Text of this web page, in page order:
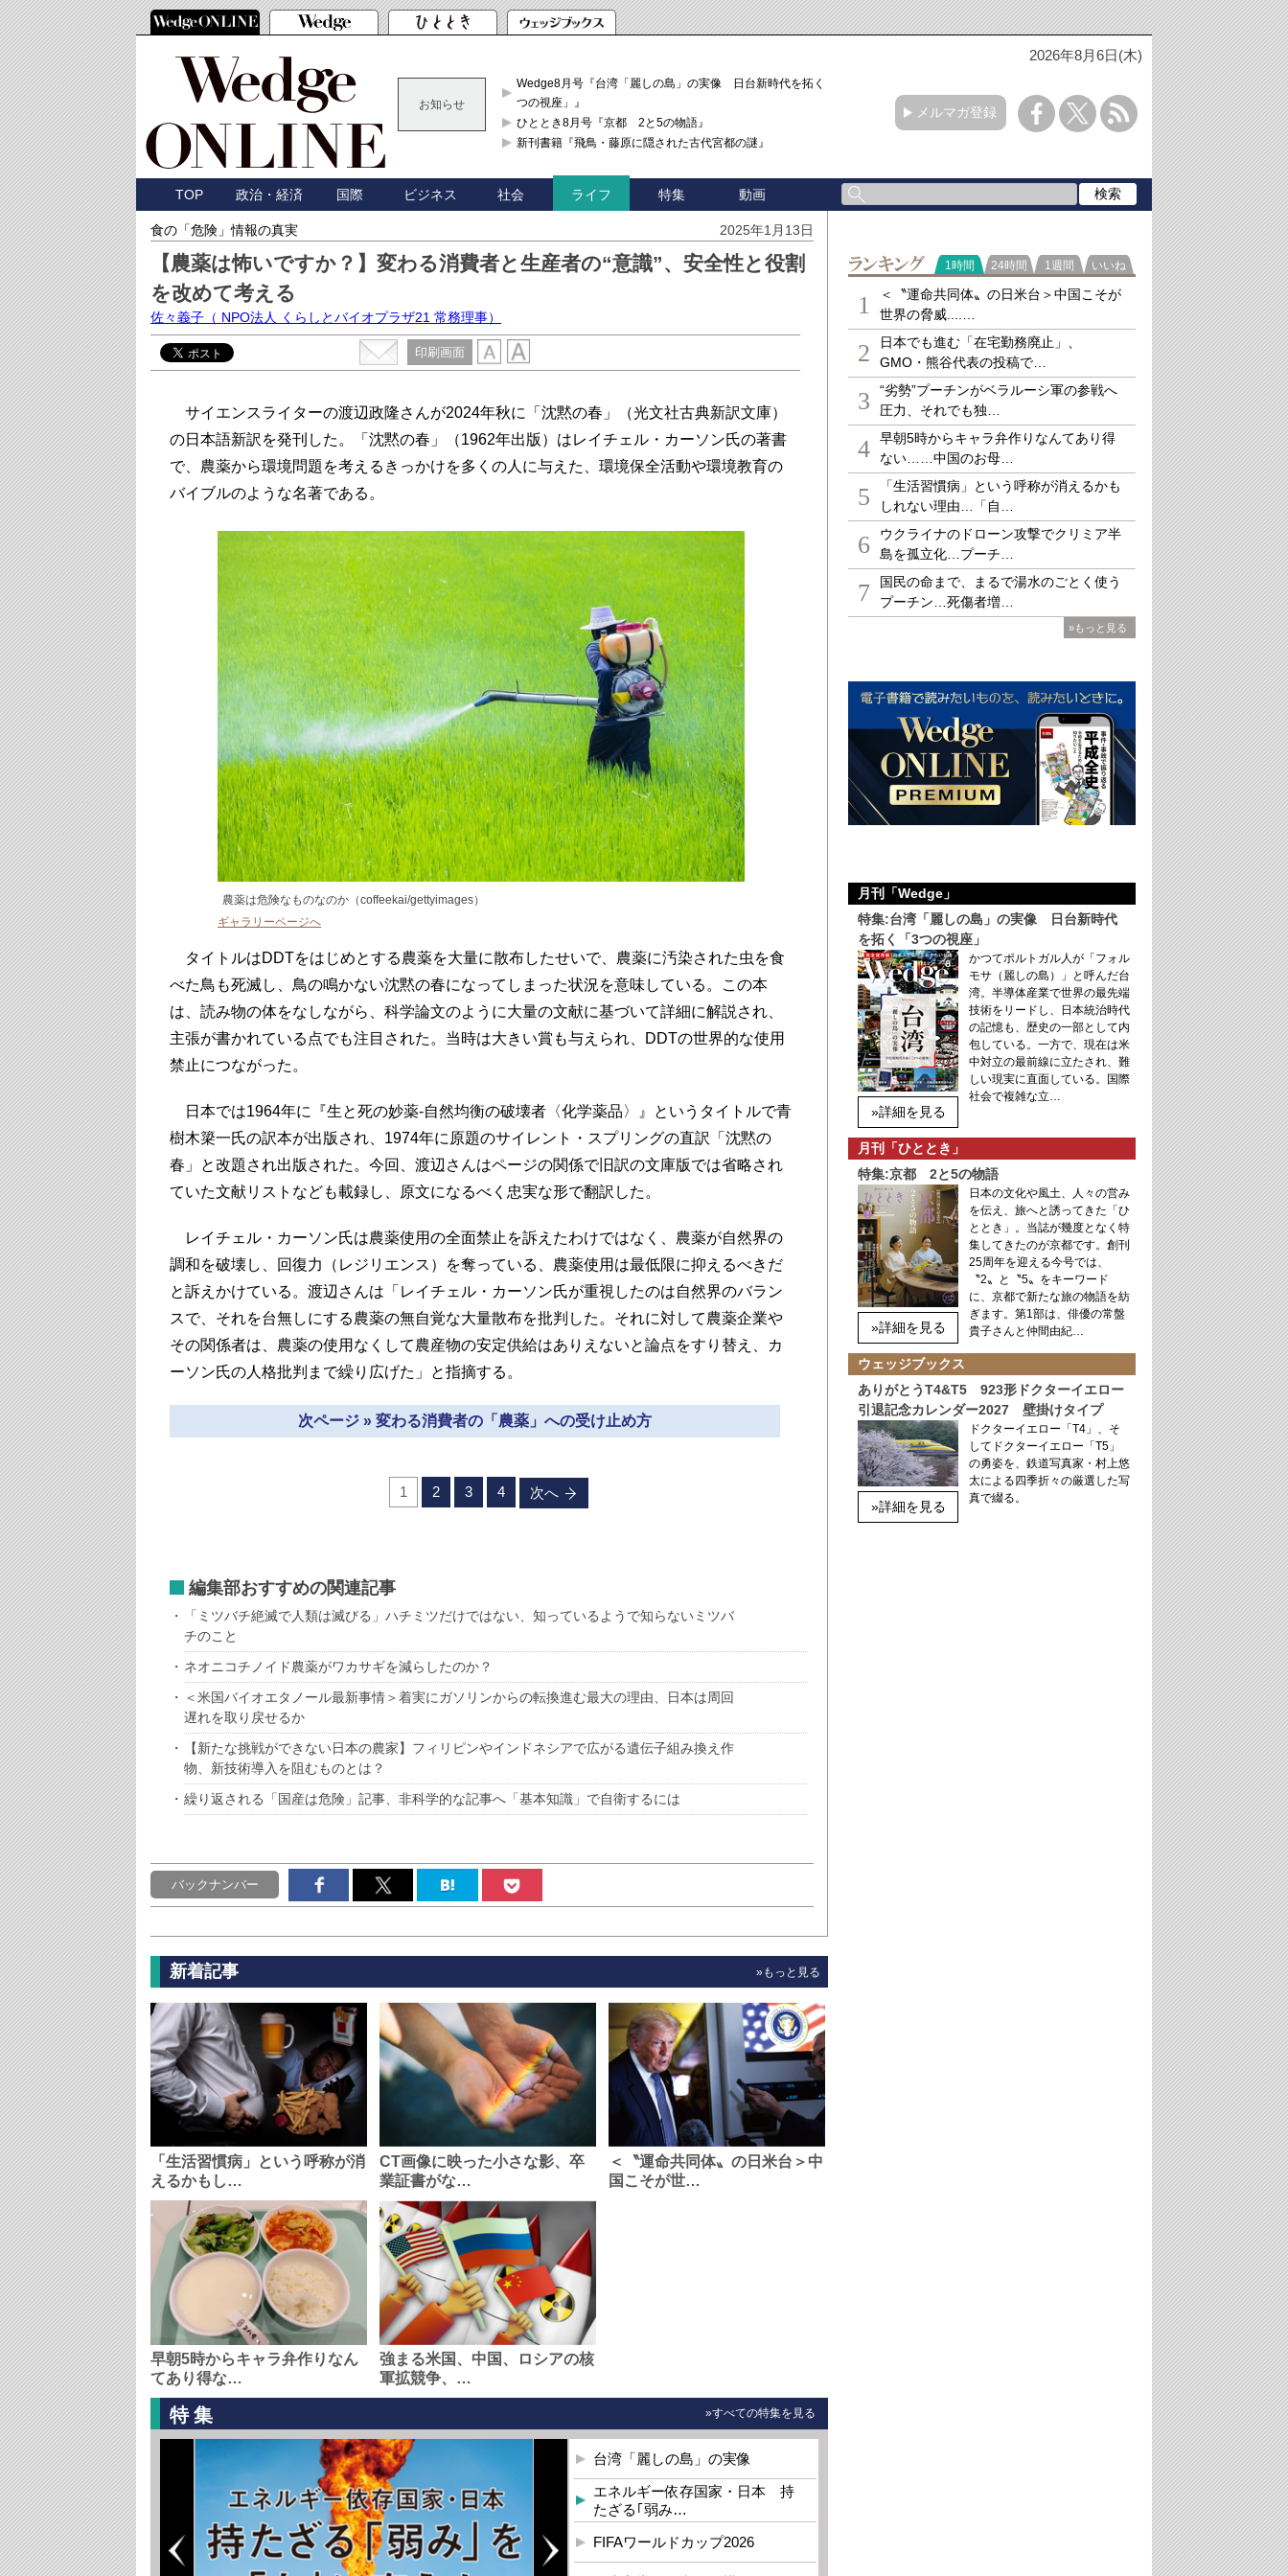
2026年8月6日(木)
お知らせ
Wedge8月号『台湾「麗しの島」の実像 日台新時代を拓く「3
つの視座」』
ひととき8月号『京都 2と5の物語』
新刊書籍『飛鳥・藤原に隠された古代宮都の謎』
メルマガ登録
TOP 政治・経済 国際 ビジネス 社会 ライフ 特集 動画
食の「危険」情報の真実 2025年1月13日
【農薬は怖いですか？】変わる消費者と生産者の“意識”、安全性と役割
を改めて考える
佐々義子 （ NPO法人 くらしとバイオプラザ21 常務理事）
印刷画面
サイエンスライターの渡辺政隆さんが2024年秋に「沈黙の春」（光文社古典新訳文庫）
の日本語新訳を発刊した。「沈黙の春」（1962年出版）はレイチェル・カーソン氏の著書
で、農薬から環境問題を考えるきっかけを多くの人に与えた、環境保全活動や環境教育の
バイブルのような名著である。
農薬は危険なものなのか（coffeekai/gettyimages）
ギャラリーページへ
タイトルはDDTをはじめとする農薬を大量に散布したせいで、農薬に汚染された虫を食
べた鳥も死滅し、鳥の鳴かない沈黙の春になってしまった状況を意味している。この本
は、読み物の体をなしながら、科学論文のように大量の文献に基づいて詳細に解説され、
主張が書かれている点でも注目された。当時は大きい賞も与えられ、DDTの世界的な使用
禁止につながった。
日本では1964年に『生と死の妙薬-自然均衡の破壊者〈化学薬品〉』というタイトルで青
樹木簗一氏の訳本が出版され、1974年に原題のサイレント・スプリングの直訳「沈黙の
春」と改題され出版された。今回、渡辺さんはページの関係で旧訳の文庫版では省略され
ていた文献リストなども載録し、原文になるべく忠実な形で翻訳した。
レイチェル・カーソン氏は農薬使用の全面禁止を訴えたわけではなく、農薬が自然界の
調和を破壊し、回復力（レジリエンス）を奪っている、農薬使用は最低限に抑えるべきだ
と訴えかけている。渡辺さんは「レイチェル・カーソン氏が重視したのは自然界のバラン
スで、それを台無しにする農薬の無自覚な大量散布を批判した。それに対して農薬企業や
その関係者は、農薬の使用なくして農産物の安定供給はありえないと論点をすり替え、カ
ーソン氏の人格批判まで繰り広げた」と指摘する。
次ページ » 変わる消費者の「農薬」への受け止め方
1 2 3 4 次へ
編集部おすすめの関連記事
「ミツバチ絶滅で人類は滅びる」ハチミツだけではない、知っているようで知らないミツバ
チのこと
ネオニコチノイド農薬がワカサギを減らしたのか？
＜米国バイオエタノール最新事情＞着実にガソリンからの転換進む最大の理由、日本は周回
遅れを取り戻せるか
【新たな挑戦ができない日本の農家】フィリピンやインドネシアで広がる遺伝子組み換え作
物、新技術導入を阻むものとは？
繰り返される「国産は危険」記事、非科学的な記事へ「基本知識」で自衛するには
バックナンバー
新着記事 »もっと見る
「生活習慣病」という呼称が消
えるかもし…
CT画像に映った小さな影、卒
業証書がな…
＜〝運命共同体〟の日米台＞中
国こそが世…
早朝5時からキャラ弁作りなん
てあり得な…
強まる米国、中国、ロシアの核
軍拡競争、…
特集 »すべての特集を見る
台湾「麗しの島」の実像
エネルギー依存国家・日本 持
たざる｢弱み…
FIFAワールドカップ2026
ランキング
1時間 24時間 1週間 いいね
1
＜〝運命共同体〟の日米台＞中国こそが
世界の脅威....…
2
日本でも進む「在宅勤務廃止」、
GMO・熊谷代表の投稿で…
3
“劣勢”プーチンがベラルーシ軍の参戦へ
圧力、それでも独…
4
早朝5時からキャラ弁作りなんてあり得
ない……中国のお母…
5
「生活習慣病」という呼称が消えるかも
しれない理由…「自…
6
ウクライナのドローン攻撃でクリミア半
島を孤立化…プーチ…
7
国民の命まで、まるで湯水のごとく使う
プーチン…死傷者増…
»もっと見る
月刊「Wedge」
特集:台湾「麗しの島」の実像 日台新時代
を拓く「3つの視座」
»詳細を見る
かつてポルトガル人が「フォル
モサ（麗しの島）」と呼んだ台
湾。半導体産業で世界の最先端
技術をリードし、日本統治時代
の記憶も、歴史の一部として内
包している。一方で、現在は米
中対立の最前線に立たされ、難
しい現実に直面している。国際
社会で複雑な立…
月刊「ひととき」
特集:京都 2と5の物語
»詳細を見る
日本の文化や風土、人々の営み
を伝え、旅へと誘ってきた「ひ
ととき」。当誌が幾度となく特
集してきたのが京都です。創刊
25周年を迎える今号では、
〝2〟と〝5〟をキーワード
に、京都で新たな旅の物語を紡
ぎます。第1部は、俳優の常盤
貴子さんと仲間由紀…
ウェッジブックス
ありがとうT4&T5 923形ドクターイエロー
引退記念カレンダー2027 壁掛けタイプ
»詳細を見る
ドクターイエロー「T4」、そ
してドクターイエロー「T5」
の勇姿を、鉄道写真家・村上悠
太による四季折々の厳選した写
真で綴る。